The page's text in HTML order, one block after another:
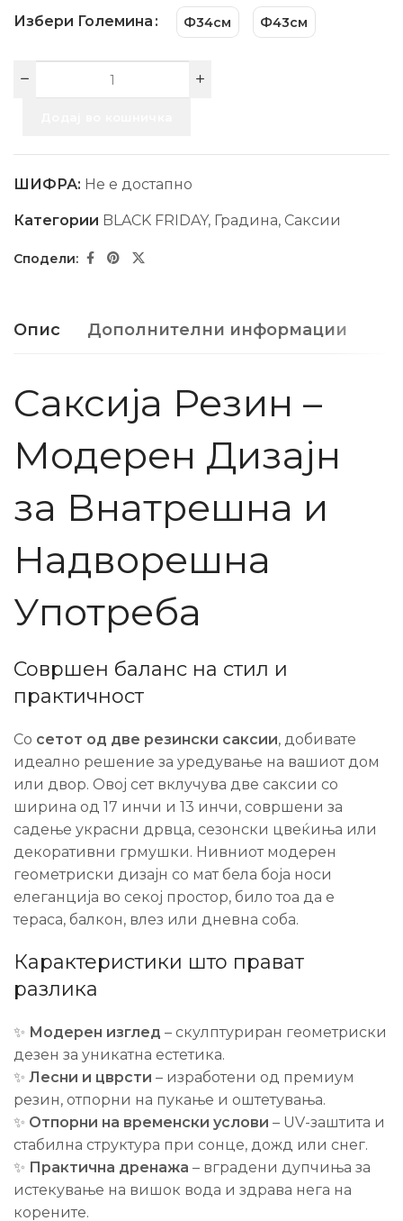
Избери Големина Ф34см Ф43см
ШИФРА: Не е достапно
Категории BLACK FRIDAY, Градина, Саксии
Опис Дополнителни информации
Саксиja Резин –
Модерен Дизајн
за Внатрешна и
Надворешна
Употреба
Совршен баланс на стил и
практичност
Со сетот од две резински саксии, добивате
идеално решение за уредување на вашиот дом
или двор. Овој сет вклучува две саксии со
ширина од 17 инчи и 13 инчи, совршени за
садење украсни дрвца, сезонски цвеќиња или
декоративни грмушки. Нивниот модерен
геометриски дизајн со мат бела боја носи
елеганција во секој простор, било тоа да е
тераса, балкон, влез или дневна соба.
Карактеристики што прават
разлика
✨ Модерен изглед – скулптуриран геометриски
дезен за уникатна естетика.
✨ Лесни и цврсти – изработени од премиум
резин, отпорни на пукање и оштетувања.
✨ Отпорни на временски услови – UV-заштита и
стабилна структура при сонце, дожд или снег.
✨ Практична дренажа – вградени дупчиња за
истекување на вишок вода и здрава нега на
корените.